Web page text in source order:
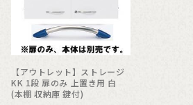
【アウトレット】ストレージ
KK 1段 扉のみ 上置き用 白
(本棚 収納庫 鍵付)